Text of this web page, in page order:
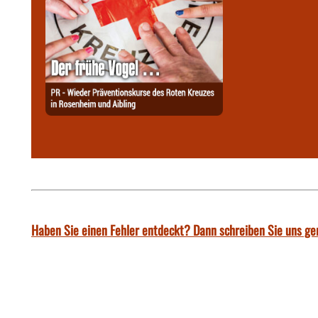
Haben Sie einen Fehler entdeckt? Dann schreiben Sie uns